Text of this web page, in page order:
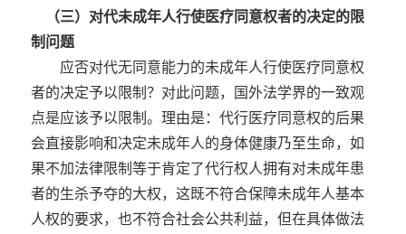
（三）对代未成年人行使医疗同意权者的决定的限
制问题
应否对代无同意能力的未成年人行使医疗同意权
者的决定予以限制？对此问题，国外法学界的一致观
点是应该予以限制。理由是：代行医疗同意权的后果
会直接影响和决定未成年人的身体健康乃至生命，如
果不加法律限制等于肯定了代行权人拥有对未成年患
者的生杀予夺的大权，这既不符合保障未成年人基本
人权的要求，也不符合社会公共利益，但在具体做法